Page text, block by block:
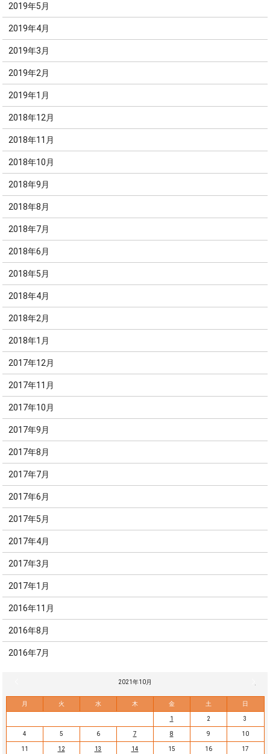
2019年5月
2019年4月
2019年3月
2019年2月
2019年1月
2018年12月
2018年11月
2018年10月
2018年9月
2018年8月
2018年7月
2018年6月
2018年5月
2018年4月
2018年2月
2018年1月
2017年12月
2017年11月
2017年10月
2017年9月
2017年8月
2017年7月
2017年6月
2017年5月
2017年4月
2017年3月
2017年1月
2016年11月
2016年8月
2016年7月
2021年10月
月 火 水 木 金 土 日
1 2 3
4 5 6 7 8 9 10
11 12 13 14 15 16 17